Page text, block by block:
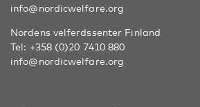
info@nordicwelfare.org
Nordens velferdssenter Finland
Tel: +358 (0)20 7410 880
info@nordicwelfare.org